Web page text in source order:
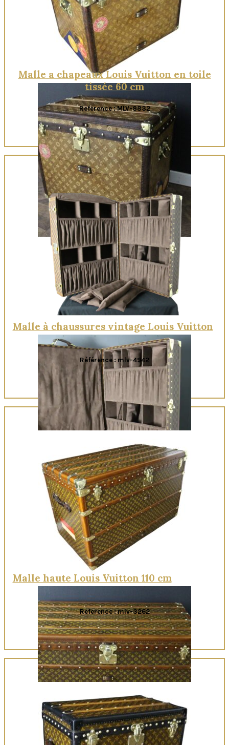
Quick View
Malle a chapeaux Louis Vuitton en toile
tissée 60 cm
Reference : MLV-8832
Quick View
Malle à chaussures vintage Louis Vuitton
Référence : mlv-4942
Malle haute Louis Vuitton 110 cm
Reference : mlv-3262